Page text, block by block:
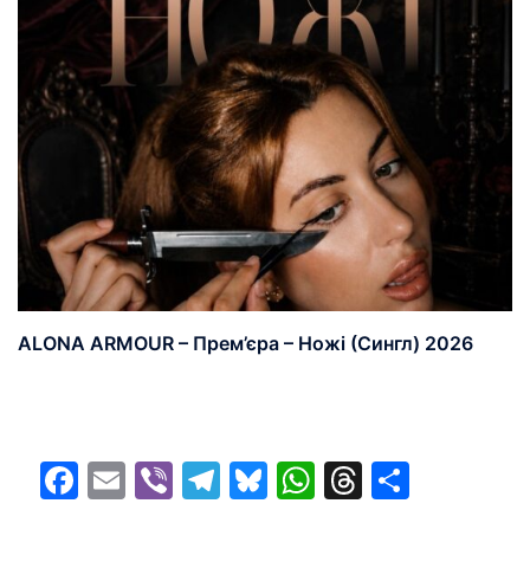
ALONA ARMOUR – Прем’єра – Ножі (Сингл) 2026
Facebook
EmailViberTelegram
Bluesky
WhatsApp
Threads